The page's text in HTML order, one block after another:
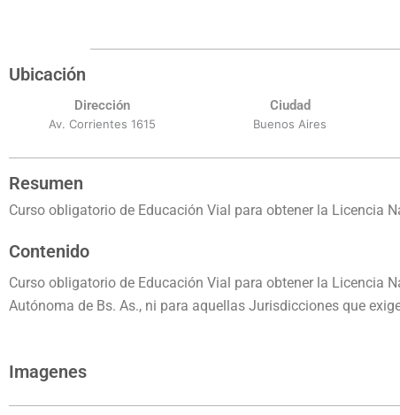
Ubicación
Dirección Ciudad
Av. Corrientes 1615 Buenos Aires
Resumen
Curso obligatorio de Educación Vial para obtener la Licencia
Contenido
Curso obligatorio de Educación Vial para obtener la Licencia
Autónoma de Bs. As., ni para aquellas Jurisdicciones que
Imagenes